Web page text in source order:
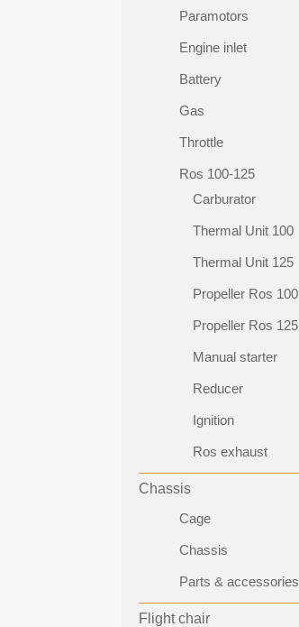
Paramotors
Engine inlet
Battery
Gas
Throttle
Ros 100-125
Carburator
Thermal Unit 100
Thermal Unit 125
Propeller Ros 100
Propeller Ros 125
Manual starter
Reducer
Ignition
Ros exhaust
Chassis
Cage
Chassis
Parts & accessories
Flight chair